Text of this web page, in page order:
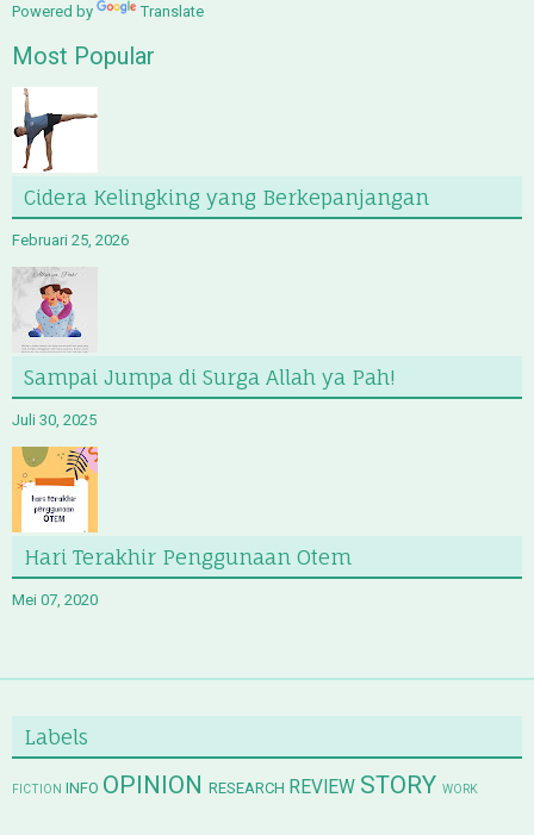
Powered by Translate
Most Popular
Cidera Kelingking yang Berkepanjangan
Februari 25, 2026
Sampai Jumpa di Surga Allah ya Pah!
Juli 30, 2025
Hari Terakhir Penggunaan Otem
Mei 07, 2020
Labels
FICTION INFO OPINION RESEARCH REVIEW STORY WORK